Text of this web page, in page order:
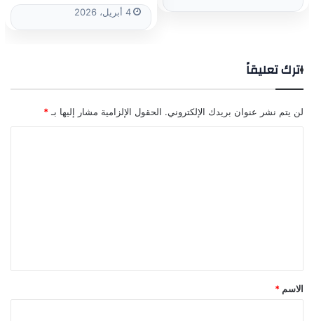
4 أبريل، 2026
اترك تعليقاً
لن يتم نشر عنوان بريدك الإلكتروني. الحقول الإلزامية مشار إليها بـ *
*
الاسم *